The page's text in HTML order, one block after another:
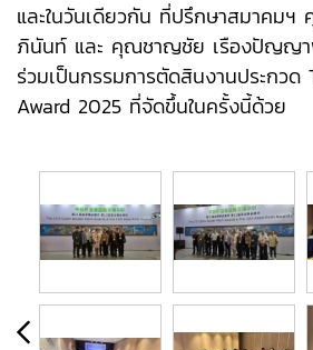
และในวันเดียวกัน ที่ปรึกษาสมาคม
ภินันท์ และ คุณชาญชัย เรืองปัญญาพ
ร่วมเป็นกรรมการตัดสินงานประกวด
Award 2025 ที่จัดขึ้นในครั้งนี้ด้วย